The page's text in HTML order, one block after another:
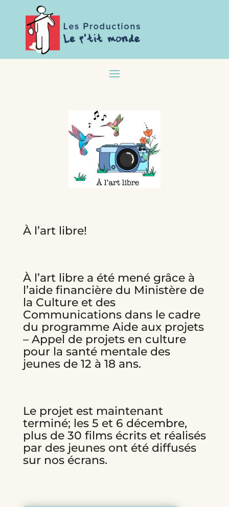
À l’art libre!
À l’art libre a été mené grâce à
l’aide financière du Ministère de
la Culture et des
Communications dans le cadre
du programme Aide aux projets
– Appel de projets en culture
pour la santé mentale des
jeunes de 12 à 18 ans.
Le projet est maintenant
terminé; les 5 et 6 décembre,
plus de 30 films écrits et réalisés
par des jeunes ont été diffusés
sur nos écrans.